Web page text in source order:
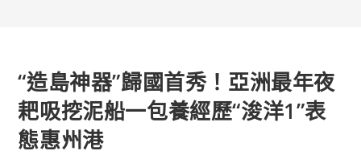
“造島神器”歸國首秀！亞洲最年夜
耙吸挖泥船一包養經歷“浚洋1”表
態惠州港